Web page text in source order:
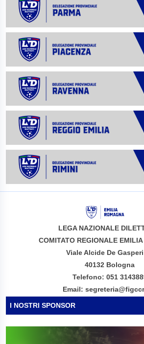
LEGA NAZIONALE
COMITATO REGIONALE
Viale Alcide De
40132 Bologna
Telefono: 051
Email:
I NOSTRI SPONSOR